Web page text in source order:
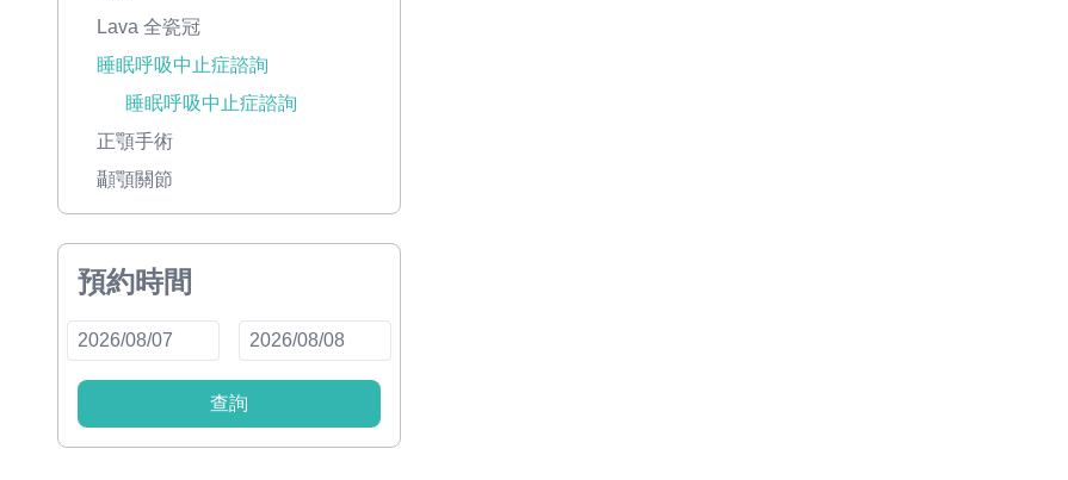
Lava 全瓷冠
睡眠呼吸中止症諮詢
睡眠呼吸中止症諮詢
正顎手術
顳顎關節
預約時間
查詢